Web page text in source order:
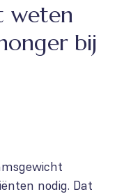
weten
bij
nodig. Dat